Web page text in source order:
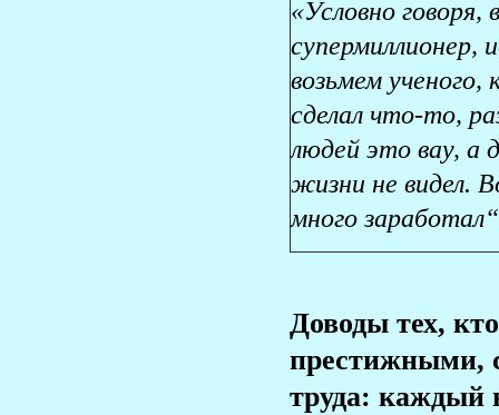
«Условно говоря,
возьмем
сделал что-то,
людей это вау, а
жизни не видел.
много
Доводы тех,
престижными,
труда: каждый